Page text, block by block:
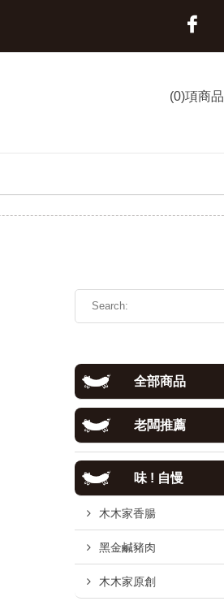
(0)項商品
全部商品
老闆推薦
味 ! 自慢
木木家香腸
黑金鹹豬肉
木木家原創